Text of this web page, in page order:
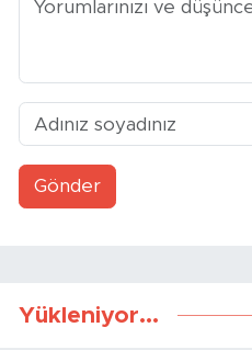
Gönder
Yükleniyor...